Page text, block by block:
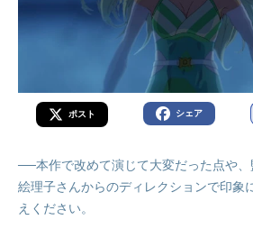
ポスト シェア
──本作で改めて演じて大変だった点や
絵理子さんからのディレクションで印象
えください。